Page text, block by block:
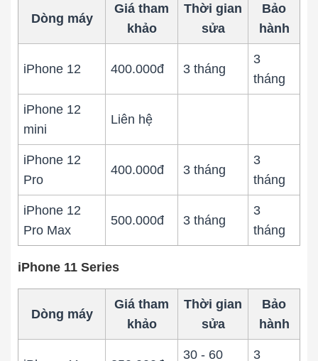
Dòng máy
Giá tham
khảo
Thời gian
sửa
Bảo
hành
iPhone 12 400.000đ 3 tháng
3
tháng
iPhone 12
mini
Liên hệ
iPhone 12
Pro
400.000đ 3 tháng
3
tháng
iPhone 12
Pro Max
500.000đ 3 tháng
3
tháng
iPhone 11 Series
Dòng máy
Giá tham
khảo
Thời gian
sửa
Bảo
hành
30 - 60 3